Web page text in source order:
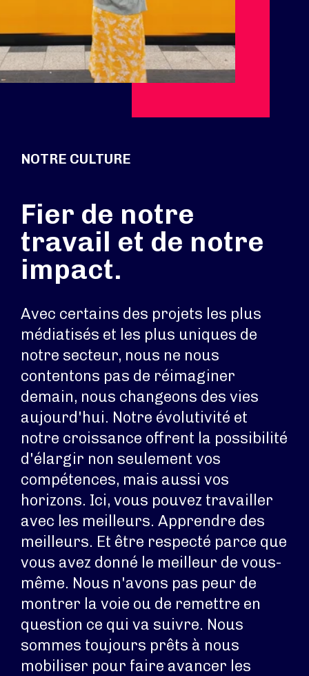
NOTRE CULTURE
Fier de notre
travail et de notre
impact.
Avec certains des projets les plus
médiatisés et les plus uniques de
notre secteur, nous ne nous
contentons pas de réimaginer
demain, nous changeons des vies
aujourd'hui. Notre évolutivité et
notre croissance offrent la possibilité
d'élargir non seulement vos
compétences, mais aussi vos
horizons. Ici, vous pouvez travailler
avec les meilleurs. Apprendre des
meilleurs. Et être respecté parce que
vous avez donné le meilleur de vous-
même. Nous n'avons pas peur de
montrer la voie ou de remettre en
question ce qui va suivre. Nous
sommes toujours prêts à nous
mobiliser pour faire avancer les